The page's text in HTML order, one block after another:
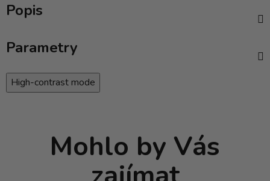
Popis
Parametry
High-contrast mode
Mohlo by Vás